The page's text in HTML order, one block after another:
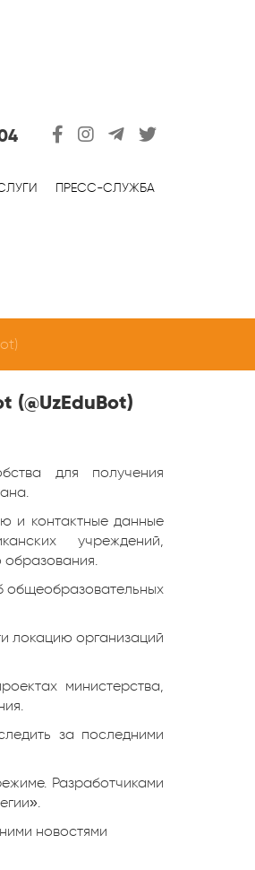
ПРЕСС-СЛУЖБА
(@UzEduBot)
для получения
и контактные данные
учреждений,
общеобразовательных
локацию организаций
министерства,
за последними
Разработчиками
новостями